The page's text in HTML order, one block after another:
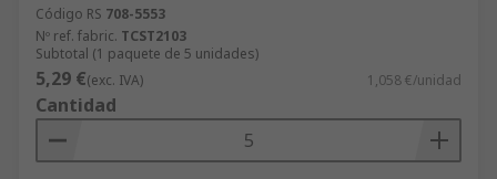
Código RS 708-5553
Nº ref. fabric. TCST2103
Subtotal (1 paquete de 5 unidades)
5,29 €(exc. IVA) 1,058 €/unidad
Cantidad